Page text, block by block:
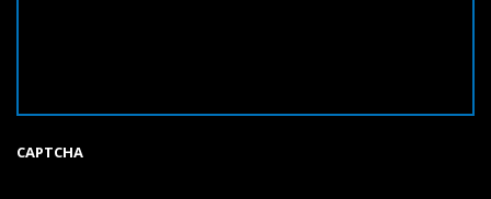
CAPTCHA